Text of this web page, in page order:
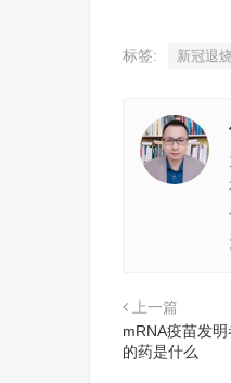
标签: 新冠退
上一篇
mRNA疫苗发
的药是什么